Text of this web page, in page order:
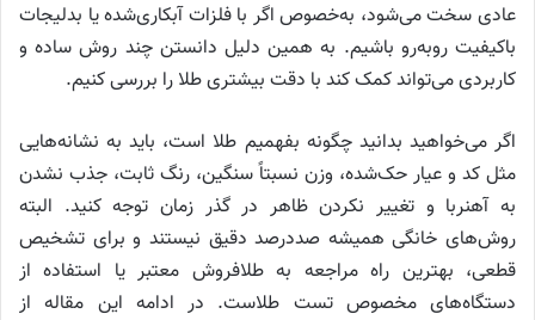
عادی سخت می‌شود، به‌خصوص اگر با فلزات آبکاری‌شده یا بدلیجات
باکیفیت روبه‌رو باشیم. به همین دلیل دانستن چند روش ساده و
کاربردی می‌تواند کمک کند با دقت بیشتری طلا را بررسی کنیم.
اگر می‌خواهید بدانید چگونه بفهمیم طلا است، باید به نشانه‌هایی
مثل کد و عیار حک‌شده، وزن نسبتاً سنگین، رنگ ثابت، جذب نشدن
به آهنربا و تغییر نکردن ظاهر در گذر زمان توجه کنید. البته
روش‌های خانگی همیشه صددرصد دقیق نیستند و برای تشخیص
قطعی، بهترین راه مراجعه به طلافروش معتبر یا استفاده از
دستگاه‌های مخصوص تست طلاست. در ادامه این مقاله از